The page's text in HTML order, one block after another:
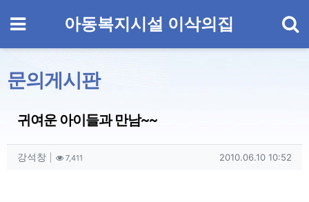
메뉴 아동복지시설 이삭의집
문의게시판
귀여운 아이들과 만남~~
작성자 정보
강석창 작성7,411조회 작성일
2010.06.10 10:52